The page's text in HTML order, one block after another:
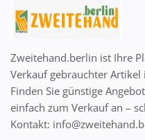
Zweitehand.berlin ist Ihre
Verkauf gebrauchter Artikel
Finden Sie günstige
einfach zum Verkauf an –
Kontakt: